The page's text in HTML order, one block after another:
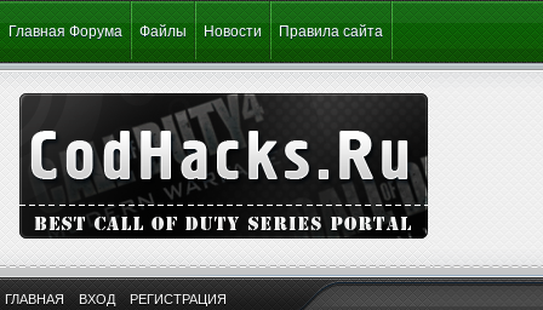
Главная Форума Файлы Новости Правила сайта
ГЛАВНАЯ ВХОД РЕГИСТРАЦИЯ